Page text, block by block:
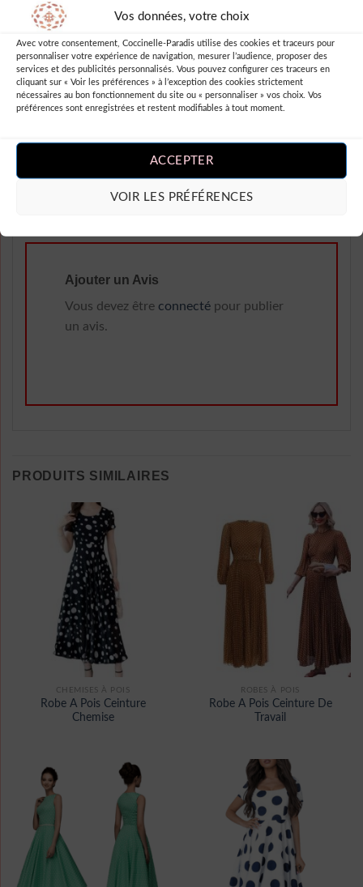
Vos données, votre choix
Avec votre consentement, Coccinelle-Paradis utilise des cookies et traceurs pour
personnaliser votre expérience de navigation, mesurer l’audience, proposer des
services et des publicités personnalisés. Vous pouvez configurer ces traceurs en
cliquant sur « Voir les préférences » à l’exception des cookies strictement
nécessaires au bon fonctionnement du site ou « personnaliser » vos choix. Vos
préférences sont enregistrées et restent modifiables à tout moment.
ACCEPTER
VOIR LES PRÉFÉRENCES
pour rester fraîche. La coupe est
en valeur ma silhouette. Je suis
vraiment ravie de mon achat et je
recommande cette robe à toutes
les fashionistas en quête d’un look
robesapois.fr pour cette pépite
Ajouter un Avis
Vous devez être connecté pour publier
un avis.
PRODUITS SIMILAIRES
CHEMISES À POIS
Robe A Pois Ceinture
Chemise
ROBES À POIS
Robe A Pois Ceinture De
Travail